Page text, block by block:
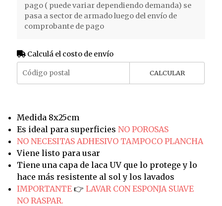
pago ( puede variar dependiendo demanda) se
pasa a sector de armado luego del envío de
comprobante de pago
Calculá el costo de envío
CALCULAR
Medida 8x25cm
Es ideal para superficies NO POROSAS
NO NECESITAS ADHESIVO TAMPOCO PLANCHA
Viene listo para usar
Tiene una capa de laca UV que lo protege y lo
hace más resistente al sol y los lavados
IMPORTANTE 👉 LAVAR CON ESPONJA SUAVE
NO RASPAR.